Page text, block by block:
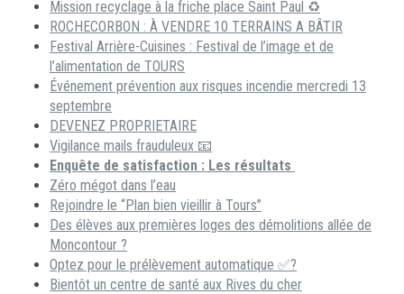
Mission recyclage à la friche place Saint Paul ♻️
ROCHECORBON : À VENDRE 10 TERRAINS A BÂTIR
Festival Arrière-Cuisines : Festival de l’image et de
l’alimentation de TOURS
Événement prévention aux risques incendie mercredi 13
septembre
DEVENEZ PROPRIETAIRE
Vigilance mails frauduleux 📧
Enquête de satisfaction : Les résultats
Zéro mégot dans l’eau
Rejoindre le “Plan bien vieillir à Tours”
Des élèves aux premières loges des démolitions allée de
Moncontour ?
Optez pour le prélèvement automatique ✅?
Bientôt un centre de santé aux Rives du cher